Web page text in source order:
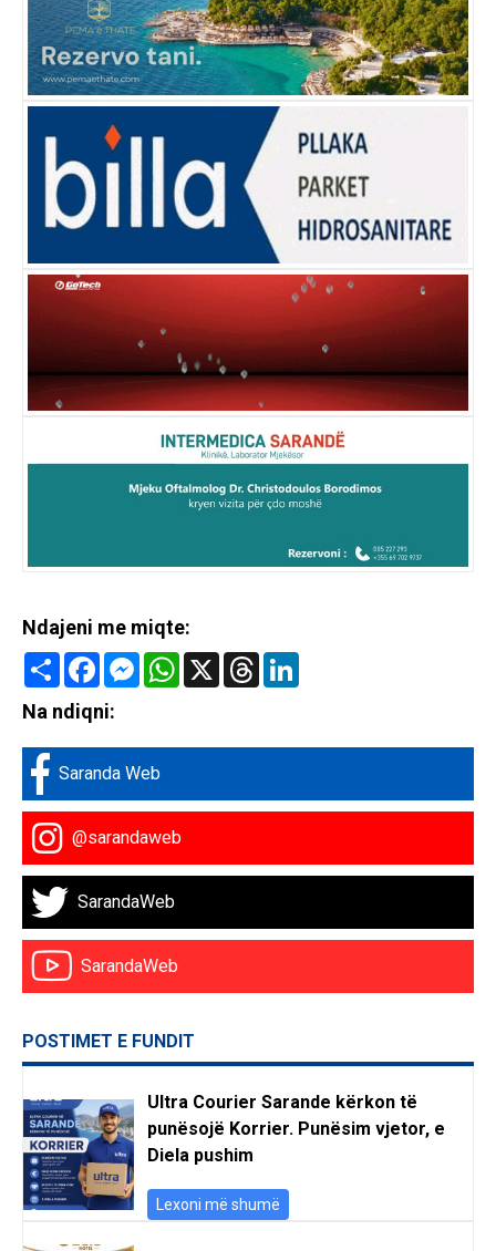
Ndajeni me miqte:
Share FacebookMessenger
WhatsApp
X Threads
Na ndiqni:
Saranda Web
@sarandaweb
SarandaWeb
SarandaWeb
POSTIMET E FUNDIT
Ultra Courier Sarande kërkon të
punësojë Korrier. Punësim vjetor, e
Diela pushim
Lexoni më shumë